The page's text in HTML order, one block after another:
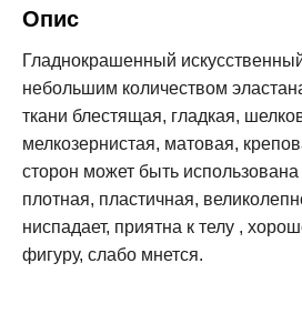
Опис
Гладнокрашенный
небольшим количеством
ткани блестящая, гладкая,
мелкозернистая, матовая,
сторон может быть
плотная, пластичная,
ниспадает, приятна к телу ,
фигуру, слабо мнется.